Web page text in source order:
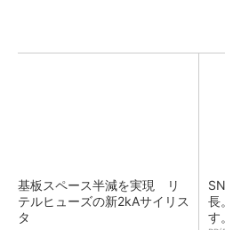
基板スペース半減を実現 リ
テルヒューズの新2kAサイリス
タ
長
す。